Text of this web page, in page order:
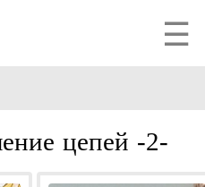
☰
цепей -2-